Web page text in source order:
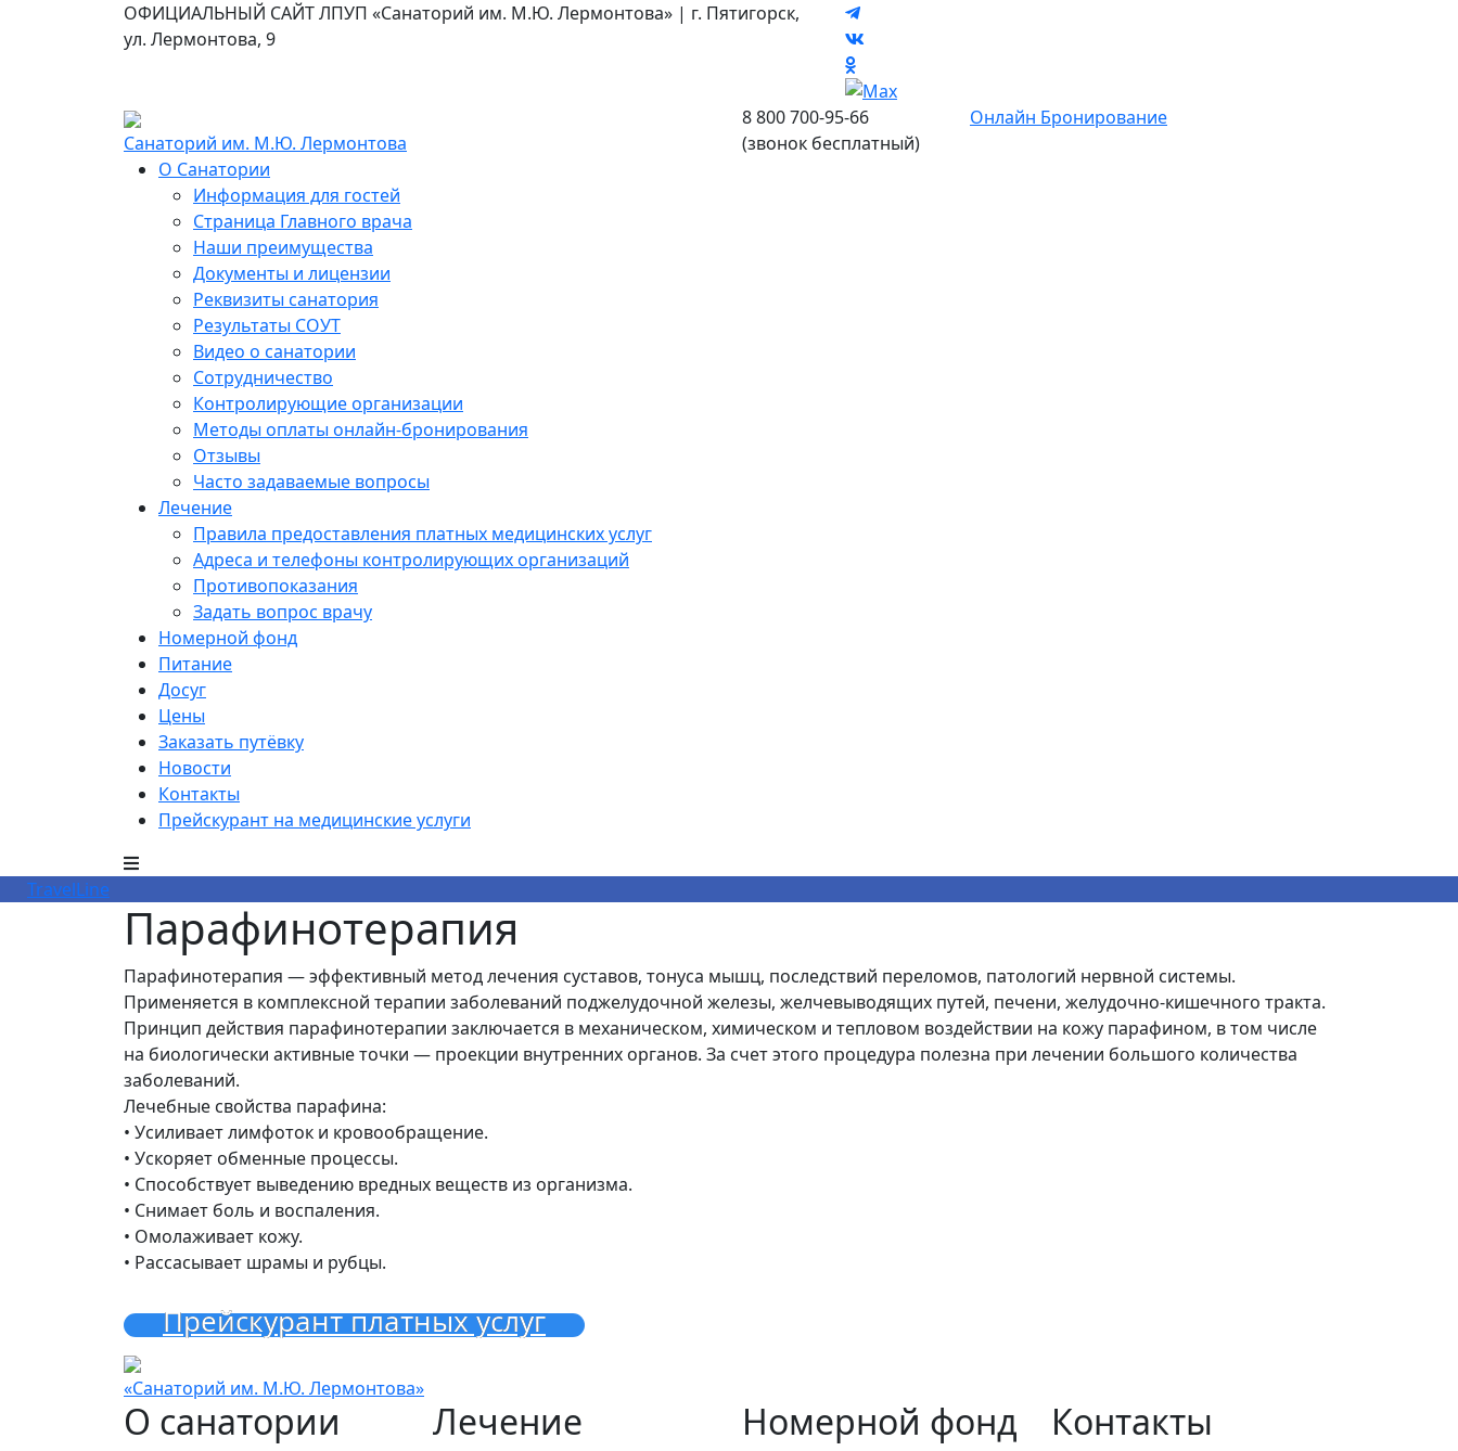
ОФИЦИАЛЬНЫЙ САЙТ ЛПУП «Cанаторий им. М.Ю. Лермонтова» | г. Пятигорск,
ул. Лермонтова, 9
Санаторий им. М.Ю. Лермонтова
8 800 700-95-66
(звонок бесплатный)
Онлайн Бронирование
О Санатории
Информация для гостей
Страница Главного врача
Наши преимущества
Документы и лицензии
Реквизиты санатория
Результаты СОУТ
Видео о санатории
Сотрудничество
Контролирующие организации
Методы оплаты онлайн-бронирования
Отзывы
Часто задаваемые вопросы
Лечение
Правила предоставления платных медицинских услуг
Адреса и телефоны контролирующих организаций
Противопоказания
Задать вопрос врачу
Номерной фонд
Питание
Досуг
Цены
Заказать путёвку
Новости
Контакты
Прейскурант на медицинские услуги
TravelLine
Парафинотерапия
Парафинотерапия — эффективный метод лечения суставов, тонуса мышц, последствий переломов, патологий нервной системы.
Применяется в комплексной терапии заболеваний поджелудочной железы, желчевыводящих путей, печени, желудочно-кишечного тракта.
Принцип действия парафинотерапии заключается в механическом, химическом и тепловом воздействии на кожу парафином, в том числе
на биологически активные точки — проекции внутренних органов. За счет этого процедура полезна при лечении большого количества
заболеваний.
Лечебные свойства парафина:
• Усиливает лимфоток и кровообращение.
• Ускоряет обменные процессы.
• Способствует выведению вредных веществ из организма.
• Снимает боль и воспаления.
• Омолаживает кожу.
• Рассасывает шрамы и рубцы.
Прейскурант платных услуг
«Санаторий им. М.Ю. Лермонтова»
О санатории Лечение Номерной фонд Контакты